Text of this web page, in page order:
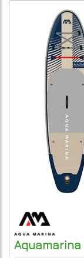
Aquamarina